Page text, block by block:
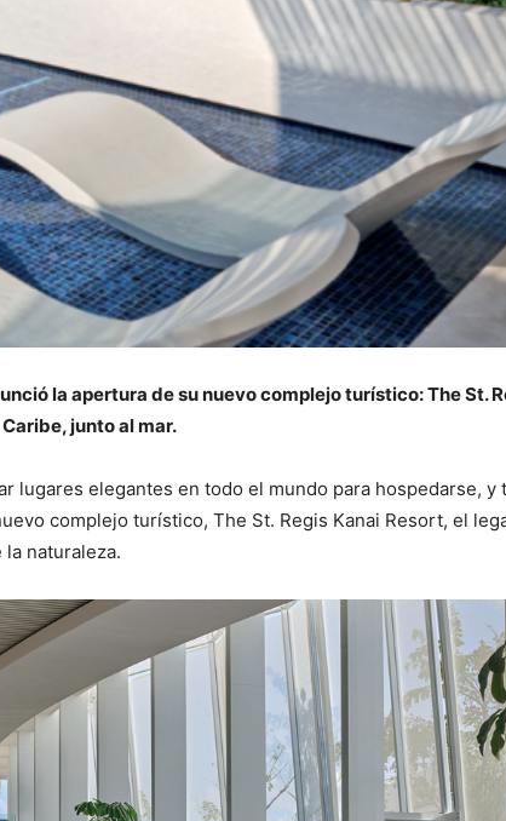
la apertura de su nuevo complejo turístico: The St.
junto al mar.
lugares elegantes en todo el mundo para hospedarse, y
complejo turístico, The St. Regis Kanai Resort, el
naturaleza.